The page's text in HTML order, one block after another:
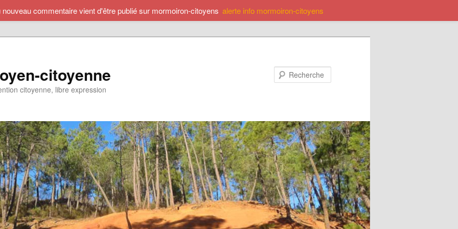
citoyenne
citoyenne, libre expression
commentaire vient d'être publié sur mormoiron-citoyens alerte info mormoiron-citoyens